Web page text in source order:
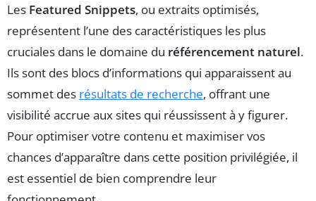
Les Featured Snippets, ou extraits optimisés,
représentent l’une des caractéristiques les plus
cruciales dans le domaine du référencement naturel.
Ils sont des blocs d’informations qui apparaissent au
sommet des résultats de recherche, offrant une
visibilité accrue aux sites qui réussissent à y figurer.
Pour optimiser votre contenu et maximiser vos
chances d’apparaître dans cette position privilégiée, il
est essentiel de bien comprendre leur